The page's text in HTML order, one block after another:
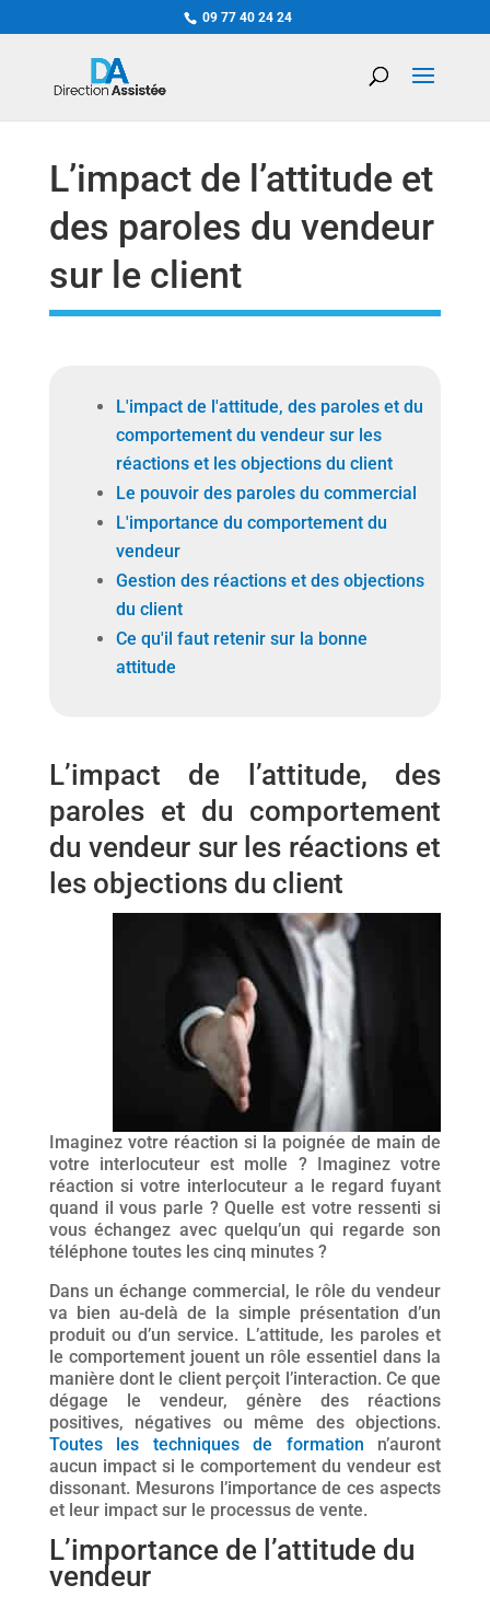
09 77 40 24 24
L’impact de l’attitude et
des paroles du vendeur
sur le client
L'impact de l'attitude, des paroles et du
comportement du vendeur sur les
réactions et les objections du client
Le pouvoir des paroles du commercial
L'importance du comportement du
vendeur
Gestion des réactions et des objections
du client
Ce qu'il faut retenir sur la bonne
attitude
L’impact de l’attitude, des
paroles et du comportement
du vendeur sur les réactions et
les objections du client
Imaginez votre réaction si la poignée de main de
votre interlocuteur est molle ? Imaginez votre
réaction si votre interlocuteur a le regard fuyant
quand il vous parle ? Quelle est votre ressenti si
vous échangez avec quelqu’un qui regarde son
téléphone toutes les cinq minutes ?
Dans un échange commercial, le rôle du vendeur
va bien au-delà de la simple présentation d’un
produit ou d’un service. L’attitude, les paroles et
le comportement jouent un rôle essentiel dans la
manière dont le client perçoit l’interaction. Ce que
dégage le vendeur, génère des réactions
positives, négatives ou même des objections.
Toutes les techniques de formation n’auront
aucun impact si le comportement du vendeur est
dissonant. Mesurons l’importance de ces aspects
et leur impact sur le processus de vente.
L’importance de l’attitude du
vendeur